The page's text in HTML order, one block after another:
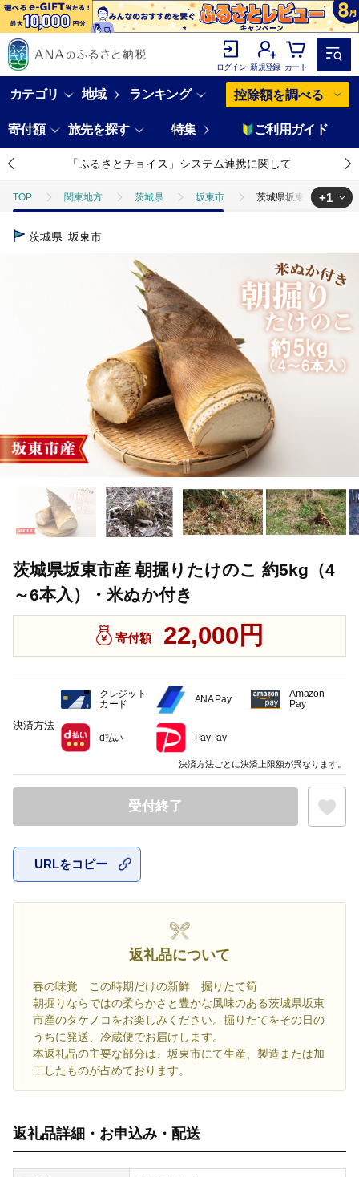
ログイン 新規登録 カート
カテゴリ 地域 ランキング 控除額を調べる
寄付額 旅先を探す 特集 ご利用ガイド
「ふるさとチョイス」システム連携に関して
TOP 関東地方 茨城県 坂東市 茨城県坂東市産 朝掘
TOP
+1
茨城県 坂東市
茨城県坂東市産 朝掘りたけのこ 約5kg（4
～6本入）・米ぬか付き
寄付額 22,000円
受付終了
URLをコピー
返礼品について
春の味覚 この時期だけの新鮮 掘りたて筍
朝掘りならではの柔らかさと豊かな風味のある茨城県坂東
市産のタケノコをお楽しみください。掘りたてをその日の
うちに発送、冷蔵便でお届けします。
本返礼品の主要な部分は、坂東市にて生産、製造または加
工したものが占めております。
返礼品詳細・お申込み・配送
決済方法
クレジット
カード
ANA Pay
Amazon
Pay
d払い PayPay
決済方法ごとに決済上限額が異なります。